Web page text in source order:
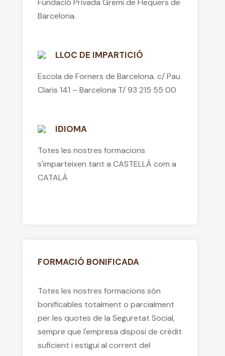
Fundació Privada Gremi de Flequers de
Barcelona.
LLOC DE IMPARTICIÓ
Escola de Forners de Barcelona. c/ Pau
Claris 141 – Barcelona T/ 93 215 55 00
IDIOMA
Totes les nostres formacions
s'imparteixen tant a CASTELLÀ com a
CATALÀ
FORMACIÓ BONIFICADA
Totes les nostres formacions són
bonificables totalment o parcialment
per les quotes de la Seguretat Social,
sempre que l'empresa disposi de crèdit
suficient i estigui al corrent del